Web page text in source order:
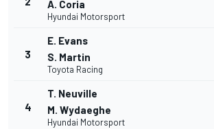
A. Coria
Hyundai Motorsport
3
E. Evans
S. Martin
Toyota Racing
4
T. Neuville
M. Wydaeghe
Hyundai Motorsport